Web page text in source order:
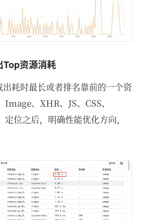
Top资源消耗
耗时最长或者排名靠前的一个资
、XHR、JS、CSS、
位之后，明确性能优化方向，